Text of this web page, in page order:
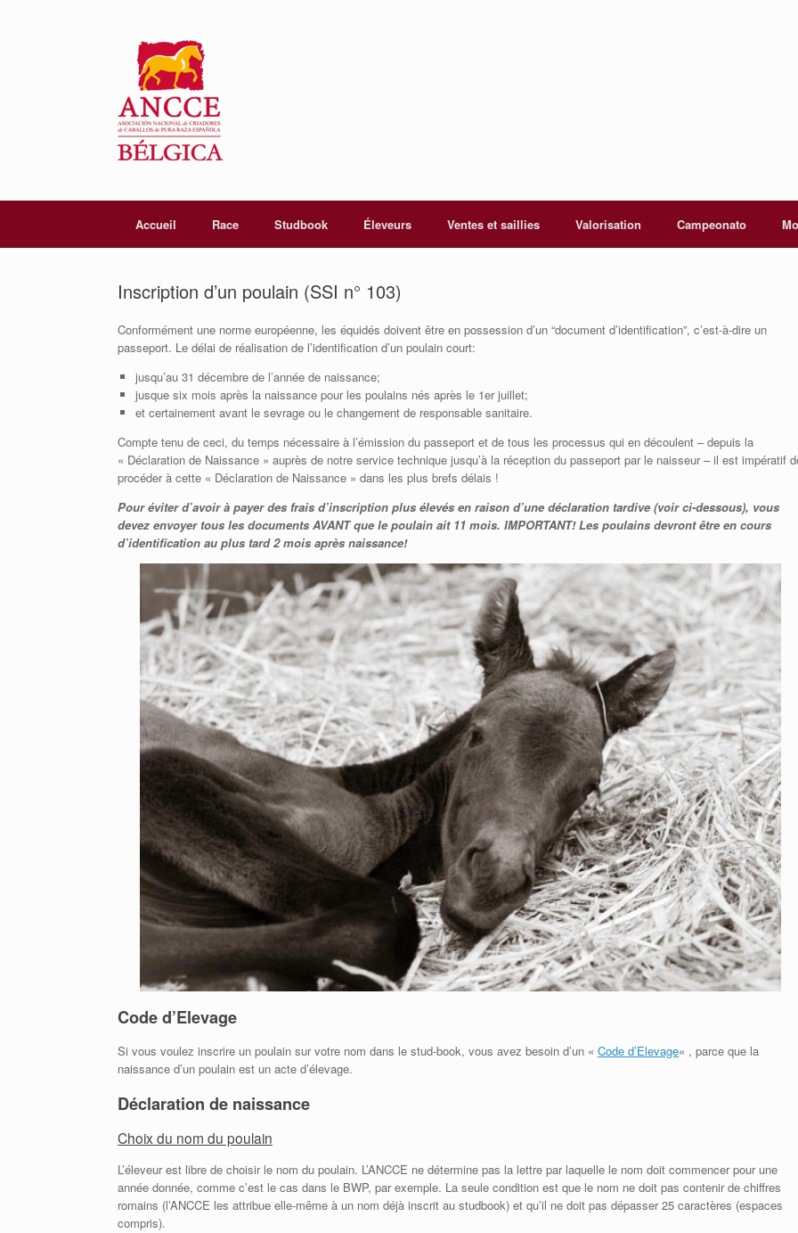
Accueil Race Studbook Éleveurs Ventes et saillies Valorisation Campeonato
Inscription d’un poulain (SSI n° 103)
Conformément une norme européenne, les équidés doivent être en possession d’un “document d’identification”, c’est-à-dire un
passeport. Le délai de réalisation de l’identification d’un poulain court:
jusqu’au 31 décembre de l’année de naissance;
jusque six mois après la naissance pour les poulains nés après le 1er juillet;
et certainement avant le sevrage ou le changement de responsable sanitaire.
Compte tenu de ceci, du temps nécessaire à l’émission du passeport et de tous les processus qui en découlent – depuis la
« Déclaration de Naissance » auprès de notre service technique jusqu’à la réception du passeport par le naisseur – il est impératif
procéder à cette « Déclaration de Naissance » dans les plus brefs délais !
Pour éviter d’avoir à payer des frais d’inscription plus élevés en raison d’une déclaration tardive (voir ci-dessous), vous
devez envoyer tous les documents AVANT que le poulain ait 11 mois. IMPORTANT! Les poulains devront être en cours
d’identification au plus tard 2 mois après naissance!
Code d’Elevage
Si vous voulez inscrire un poulain sur votre nom dans le stud-book, vous avez besoin d’un « Code d’Elevage« , parce que la
naissance d’un poulain est un acte d’élevage.
Déclaration de naissance
Choix du nom du poulain
L’éleveur est libre de choisir le nom du poulain. L’ANCCE ne détermine pas la lettre par laquelle le nom doit commencer pour une
année donnée, comme c’est le cas dans le BWP, par exemple. La seule condition est que le nom ne doit pas contenir de chiffres
romains (l’ANCCE les attribue elle-même à un nom déjà inscrit au studbook) et qu’il ne doit pas dépasser 25 caractères (espaces
compris).